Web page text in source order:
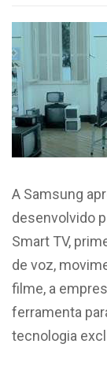
A Samsung
desenvolvido
Smart TV,
de voz,
filme, a
ferramenta
tecnologia